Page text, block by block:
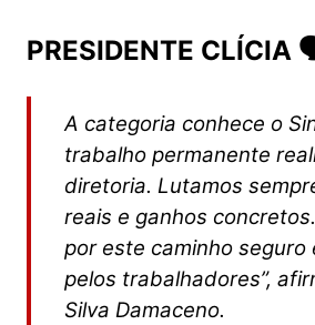
PRESIDENTE CLÍCIA
A categoria conhece o
trabalho permanente
diretoria. Lutamos
reais e ganhos
por este caminho seguro
pelos trabalhadores”,
Silva Damaceno.